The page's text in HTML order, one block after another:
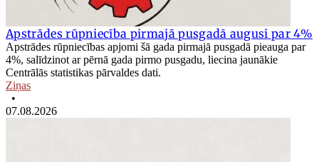
Apstrādes rūpniecība pirmajā pusgadā augusi par 4%
Apstrādes rūpniecības apjomi šā gada pirmajā pusgadā pieauga par
4%, salīdzinot ar pērnā gada pirmo pusgadu, liecina jaunākie
Centrālās statistikas pārvaldes dati.
Ziņas
•
07.08.2026